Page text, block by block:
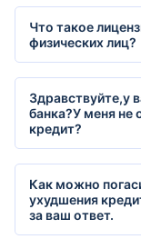
Что такое
физических лиц?
Здравствуйте,у
банка?У меня не
кредит?
Как можно
ухудшения
за ваш ответ.